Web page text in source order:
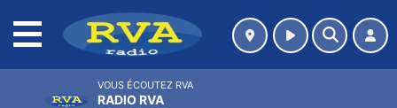
VOUS ÉCOUTEZ RVA
RADIO RVA